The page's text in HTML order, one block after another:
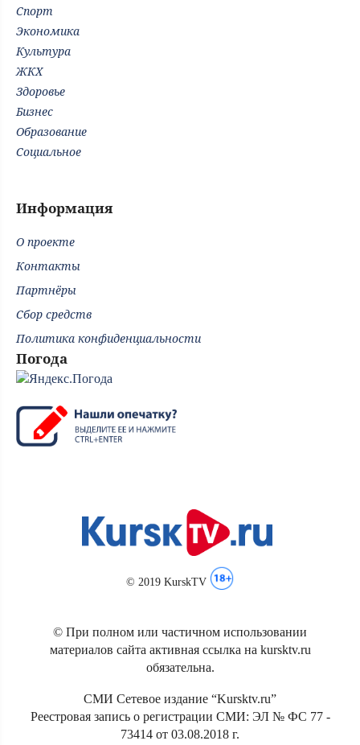
Спорт
Экономика
Культура
ЖКХ
Здоровье
Бизнес
Образование
Социальное
Информация
О проекте
Контакты
Партнёры
Сбор средств
Политика конфиденциальности
Погода
© 2019 KurskTV
© При полном или частичном использовании
материалов сайта активная ссылка на kursktv.ru
обязательна.
СМИ Сетевое издание “Kursktv.ru”
Реестровая запись о регистрации СМИ: ЭЛ № ФС 77 -
73414 от 03.08.2018 г.